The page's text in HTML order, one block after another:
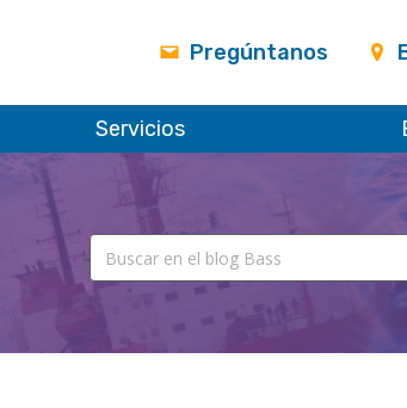
Pregúntanos
Servicios